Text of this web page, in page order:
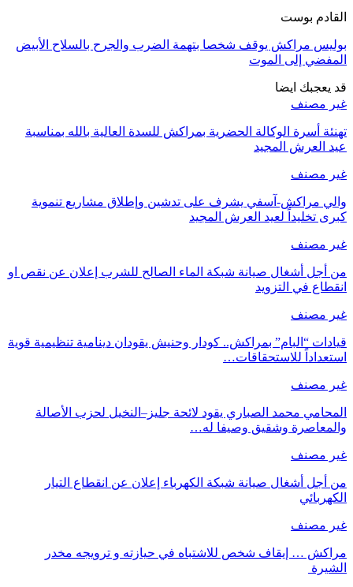
القادم بوست
بوليس مراكش يوقف شخصا بتهمة الضرب والجرح بالسلاح الأبيض
المفضي إلى الموت
قد يعجبك ايضا
غير مصنف
تهنئة أسرة الوكالة الحضرية بمراكش للسدة العالية بالله بمناسبة
عيد العرش المجيد
غير مصنف
والي مراكش-آسفي يشرف على تدشين وإطلاق مشاريع تنموية
كبرى تخليداً لعيد العرش المجيد
غير مصنف
من أجل أشغال صيانة شبكة الماء الصالح للشرب إعلان عن نقص او
انقطاع في التزويد
غير مصنف
قيادات “البام” بمراكش.. كودار وحنيش يقودان دينامية تنظيمية قوية
استعداداً للاستحقاقات…
غير مصنف
المحامي محمد الصباري يقود لائحة جليز–النخيل لحزب الأصالة
والمعاصرة وشقيق وصيفا له…
غير مصنف
من أجل أشغال صيانة شبكة الكهرباء إعلان عن انقطاع التيار
الكهربائي
غير مصنف
مراكش … إيقاف شخص للاشتباه في حيازته و ترويجه مخدر
الشيرة